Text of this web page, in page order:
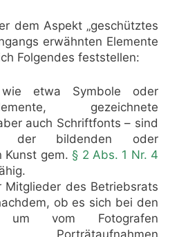
dem Aspekt „geschütztes
erwähnten Elemente
Folgendes feststellen:
etwa Symbole oder
gezeichnete
auch Schriftfonts – sind
der bildenden oder
Kunst gem. § 2 Abs. 1 Nr. 4
Mitglieder des Betriebsrats
ob es sich bei den
um vom Fotografen
Porträtaufnahmen